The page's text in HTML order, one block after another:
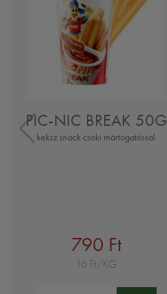
PIC-NIC BREAK 50G
keksz snack csoki mártogatóssal
790 Ft
16 Ft/KG